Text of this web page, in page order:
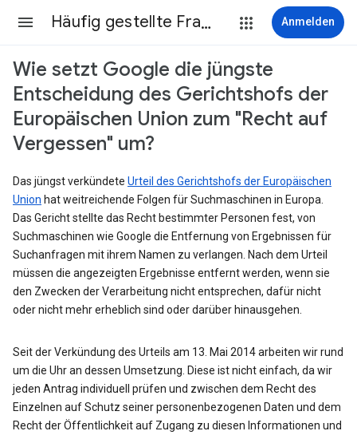
Häufig gestellte Fragen Anmelden
Wie setzt Google die jüngste
Entscheidung des Gerichtshofs der
Europäischen Union zum "Recht auf
Vergessen" um?
Das jüngst verkündete Urteil des Gerichtshofs der Europäischen
Union hat weitreichende Folgen für Suchmaschinen in Europa.
Das Gericht stellte das Recht bestimmter Personen fest, von
Suchmaschinen wie Google die Entfernung von Ergebnissen für
Suchanfragen mit ihrem Namen zu verlangen. Nach dem Urteil
müssen die angezeigten Ergebnisse entfernt werden, wenn sie
den Zwecken der Verarbeitung nicht entsprechen, dafür nicht
oder nicht mehr erheblich sind oder darüber hinausgehen.
Seit der Verkündung des Urteils am 13. Mai 2014 arbeiten wir rund
um die Uhr an dessen Umsetzung. Diese ist nicht einfach, da wir
jeden Antrag individuell prüfen und zwischen dem Recht des
Einzelnen auf Schutz seiner personenbezogenen Daten und dem
Recht der Öffentlichkeit auf Zugang zu diesen Informationen und